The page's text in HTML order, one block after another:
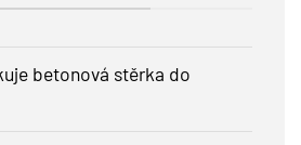
betonová stěrka do